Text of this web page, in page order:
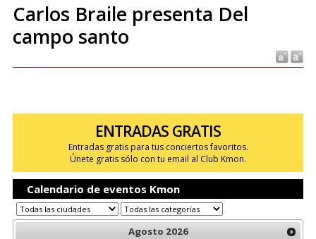
Carlos Braile presenta Del
campo santo
ENTRADAS GRATIS
Entradas gratis para tus conciertos favoritos.
Únete gratis sólo con tu email al Club Kmon.
Calendario de eventos Kmon
Agosto 2026